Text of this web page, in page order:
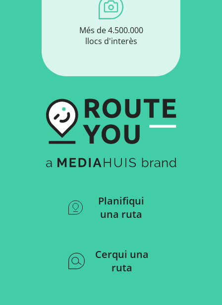
Més de 4.500.000
llocs d'interès
Planifiqui
una ruta
Cerqui una
ruta